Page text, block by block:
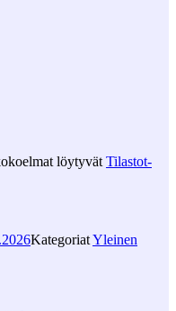
löytyvät Tilastot-
KategoriatYleinen